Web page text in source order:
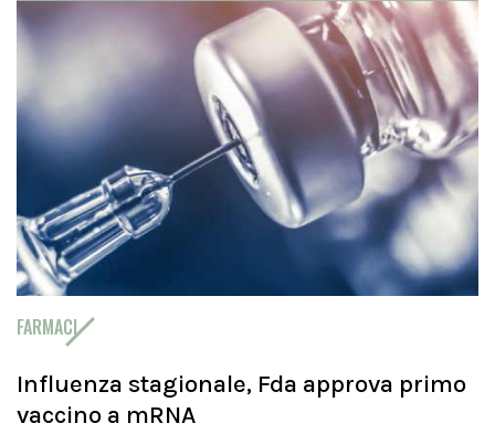
FARMACI
Influenza stagionale, Fda approva primo
vaccino a mRNA